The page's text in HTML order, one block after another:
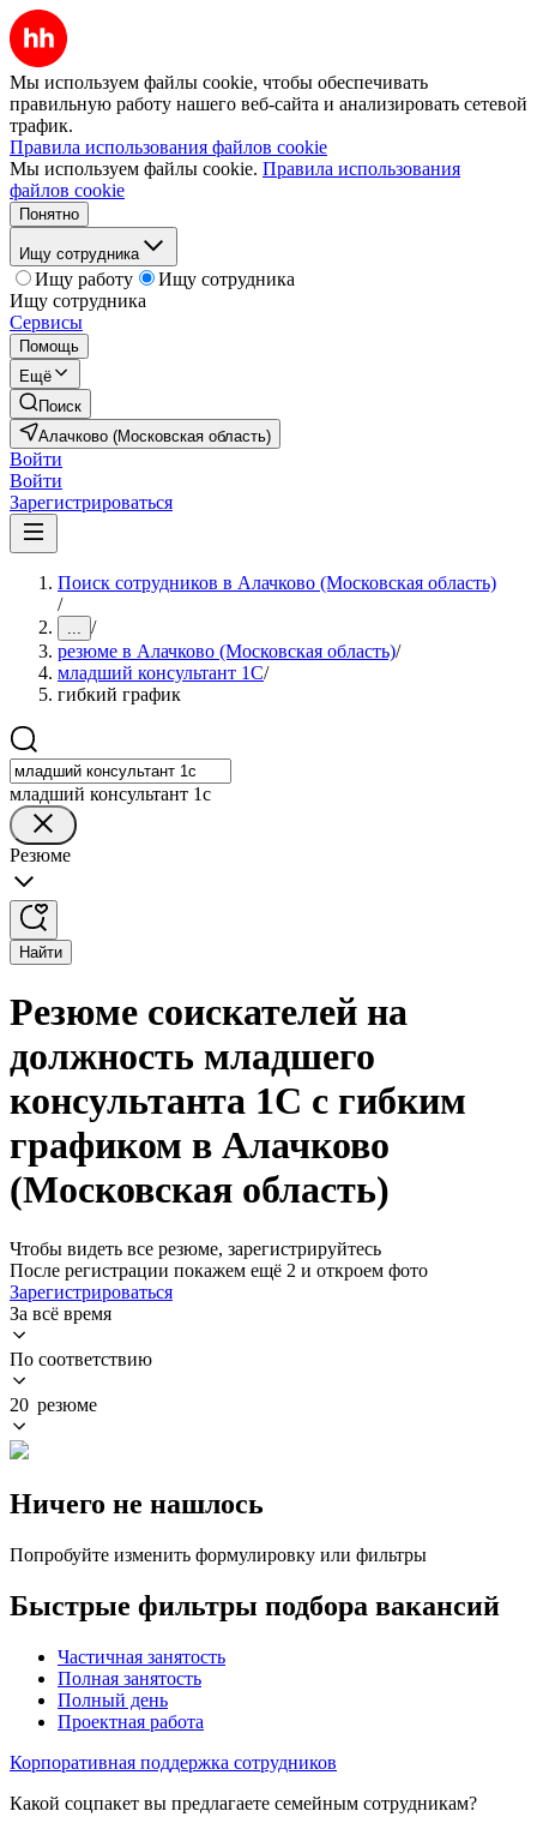
Мы используем файлы cookie, чтобы обеспечивать
правильную работу нашего веб-сайта и анализировать сетевой
трафик.
Правила использования файлов cookie
Мы используем файлы cookie. Правила использования
файлов cookie
Понятно
Ищу сотрудника
Ищу работу
Ищу сотрудника
Ищу сотрудника
Сервисы
Помощь
Ещё
Поиск
Алачково (Московская область)
Войти
Войти
Зарегистрироваться
Поиск сотрудников в Алачково (Московская область)
/
... /
резюме в Алачково (Московская область)/
младший консультант 1С/
гибкий график
младший консультант 1с
Резюме
Найти
Резюме соискателей на
должность младшего
консультанта 1С с гибким
графиком в Алачково
(Московская область)
Чтобы видеть все резюме, зарегистрируйтесь
После регистрации покажем ещё 2 и откроем фото
Зарегистрироваться
За всё время
По соответствию
20 резюме
Ничего не нашлось
Попробуйте изменить формулировку или фильтры
Быстрые фильтры подбора вакансий
Частичная занятость
Полная занятость
Полный день
Проектная работа
Корпоративная поддержка сотрудников
Какой соцпакет вы предлагаете семейным сотрудникам?